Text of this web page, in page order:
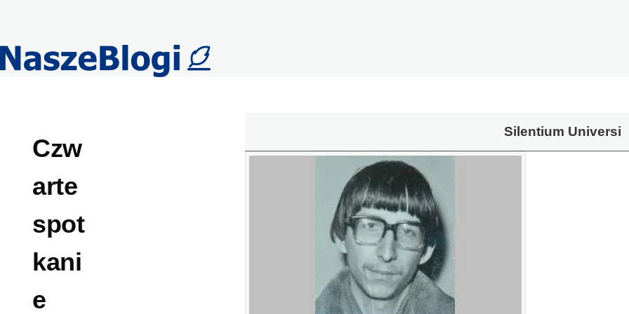
Czw
arte
spot
kani
e
Silentium Universi